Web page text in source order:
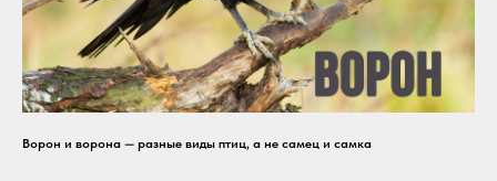
Ворон и ворона — разные виды птиц, а не самец и самка